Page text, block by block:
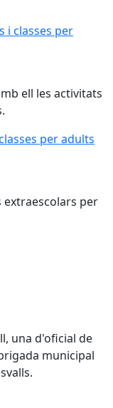
classes per adults
i classes per
ell les activitats
per adults
per adults
extraescolars per
una d'oficial de
municipal